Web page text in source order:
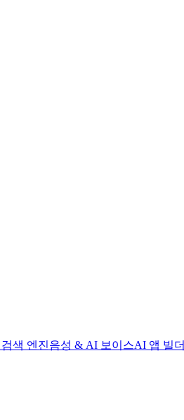
색 엔진음성 & AI 보이스AI 앱 빌더